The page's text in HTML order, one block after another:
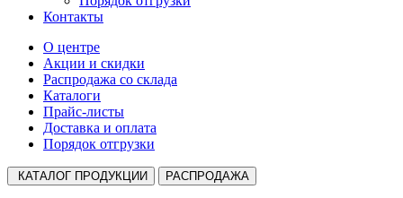
Контакты
О центре
Акции и скидки
Распродажа со склада
Каталоги
Прайс-листы
Доставка и оплата
Порядок отгрузки
КАТАЛОГ ПРОДУКЦИИ РАСПРОДАЖА